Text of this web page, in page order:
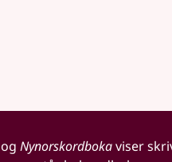
Nynorskordbokaviser